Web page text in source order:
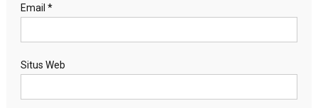
Email *
Situs Web